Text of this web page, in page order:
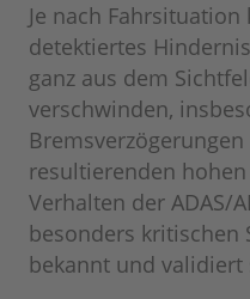
Je nach
detektiertes
ganz aus dem
verschwinden,
resultierenden
Verhalten der ADAS/
besonders kritischen
bekannt und validiert